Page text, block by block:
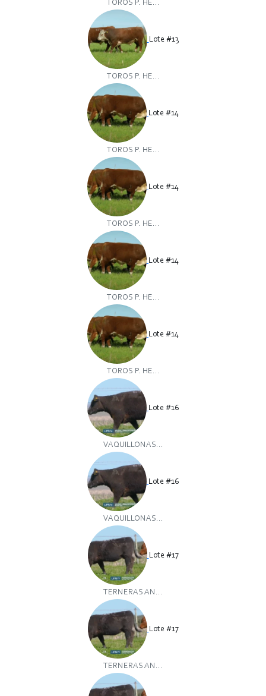
TOROS P. HE...
Lote #13
TOROS P. HE...
Lote #14
TOROS P. HE...
Lote #14
TOROS P. HE...
Lote #14
TOROS P. HE...
Lote #14
TOROS P. HE...
Lote #16
VAQUILLONAS...
Lote #16
VAQUILLONAS...
Lote #17
TERNERAS AN...
Lote #17
TERNERAS AN...